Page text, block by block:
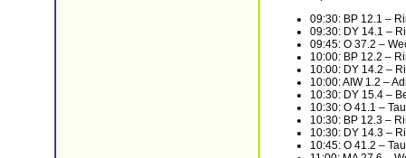
09:30: BP 12.1 –
09:30: DY 14.1 –
09:45: O 37.2 –
10:00: BP 12.2 –
10:00: DY 14.2 –
10:00: AIW 1.2 –
10:30: DY 15.4 –
10:30: O 41.1 –
10:30: BP 12.3 –
10:30: DY 14.3 –
10:45: O 41.2 –